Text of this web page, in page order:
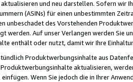
und neu darstellen. Sofern wir
(ASINs) für einen unbestimmten
unbeschadet des Vorstehenden
werden. Auf unser Verlangen werden Sie
enthält oder nutzt, damit wir Ihre
Produktwerbungsinhalte aus
aktualisieren,
Wenn Sie jedoch die in Ihrer